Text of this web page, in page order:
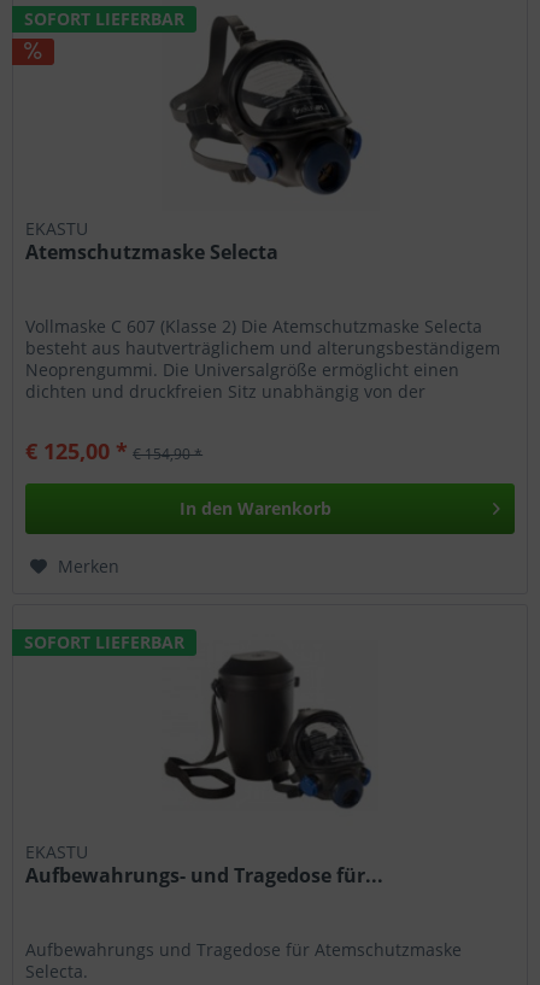
SOFORT LIEFERBAR
EKASTU
Atemschutzmaske Selecta
Vollmaske C 607 (Klasse 2) Die Atemschutzmaske Selecta
besteht aus hautverträglichem und alterungsbeständigem
Neoprengummi. Die Universalgröße ermöglicht einen
dichten und druckfreien Sitz unabhängig von der
€ 125,00 * € 154,90 *
In den Warenkorb
Merken
SOFORT LIEFERBAR
EKASTU
Aufbewahrungs- und Tragedose für...
Aufbewahrungs und Tragedose für Atemschutzmaske
Selecta.